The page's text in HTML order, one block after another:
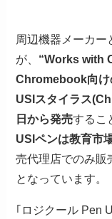
周辺機器メーカー
が、 “Works with
Chromebook向け
USIスタイラス
日から発売するこ
USIペンは教育市
売代理店でのみ販
となっています。
｢ロジクール Pen